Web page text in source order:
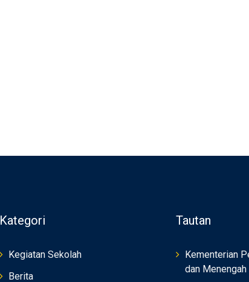
Kategori
Kegiatan Sekolah
Berita
Tautan
Kementerian
dan Menengah